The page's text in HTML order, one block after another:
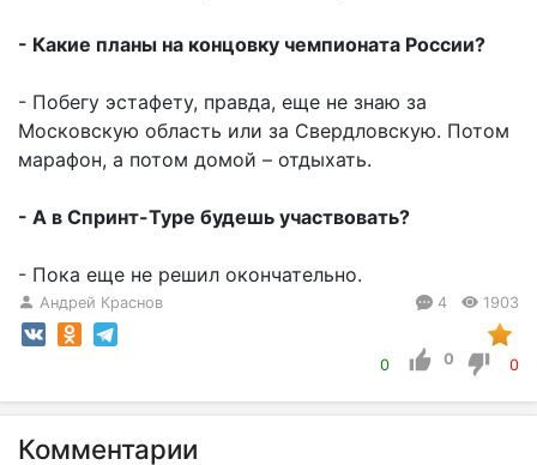
- Какие планы на концовку чемпионата России?
- Побегу эстафету, правда, еще не знаю за
Московскую область или за Свердловскую. Потом
марафон, а потом домой – отдыхать.
- А в Спринт-Туре будешь участвовать?
- Пока еще не решил окончательно.
Андрей Краснов 4 1903
0 0 0
Комментарии